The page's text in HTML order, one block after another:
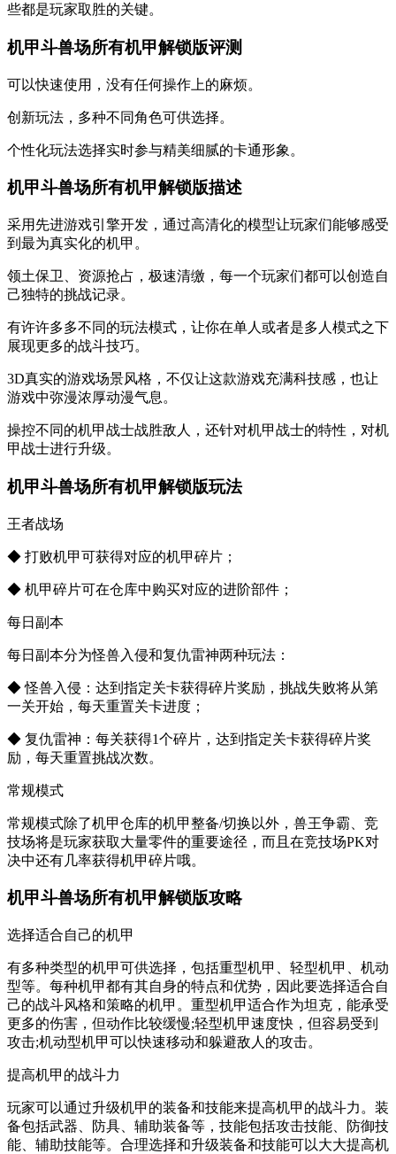
些都是玩家取胜的关键。
机甲斗兽场所有机甲解锁版评测
可以快速使用，没有任何操作上的麻烦。
创新玩法，多种不同角色可供选择。
个性化玩法选择实时参与精美细腻的卡通形象。
机甲斗兽场所有机甲解锁版描述
采用先进游戏引擎开发，通过高清化的模型让玩家们能够感受
到最为真实化的机甲。
领土保卫、资源抢占，极速清缴，每一个玩家们都可以创造自
己独特的挑战记录。
有许许多多不同的玩法模式，让你在单人或者是多人模式之下
展现更多的战斗技巧。
3D真实的游戏场景风格，不仅让这款游戏充满科技感，也让
游戏中弥漫浓厚动漫气息。
操控不同的机甲战士战胜敌人，还针对机甲战士的特性，对机
甲战士进行升级。
机甲斗兽场所有机甲解锁版玩法
王者战场
◆ 打败机甲可获得对应的机甲碎片；
◆ 机甲碎片可在仓库中购买对应的进阶部件；
每日副本
每日副本分为怪兽入侵和复仇雷神两种玩法：
◆ 怪兽入侵：达到指定关卡获得碎片奖励，挑战失败将从第
一关开始，每天重置关卡进度；
◆ 复仇雷神：每关获得1个碎片，达到指定关卡获得碎片奖
励，每天重置挑战次数。
常规模式
常规模式除了机甲仓库的机甲整备/切换以外，兽王争霸、竞
技场将是玩家获取大量零件的重要途径，而且在竞技场PK对
决中还有几率获得机甲碎片哦。
机甲斗兽场所有机甲解锁版攻略
选择适合自己的机甲
有多种类型的机甲可供选择，包括重型机甲、轻型机甲、机动
型等。每种机甲都有其自身的特点和优势，因此要选择适合自
己的战斗风格和策略的机甲。重型机甲适合作为坦克，能承受
更多的伤害，但动作比较缓慢;轻型机甲速度快，但容易受到
攻击;机动型机甲可以快速移动和躲避敌人的攻击。
提高机甲的战斗力
玩家可以通过升级机甲的装备和技能来提高机甲的战斗力。装
备包括武器、防具、辅助装备等，技能包括攻击技能、防御技
能、辅助技能等。合理选择和升级装备和技能可以大大提高机